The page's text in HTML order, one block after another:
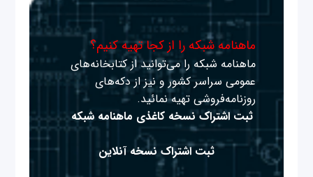
ماهنامه شبکه را از کجا تهیه کنیم؟
ماهنامه شبکه را می‌توانید از کتابخانه‌های
عمومی سراسر کشور و نیز از دکه‌های
روزنامه‌فروشی تهیه نمائید.
ثبت اشتراک نسخه کاغذی ماهنامه شبکه
ثبت اشتراک نسخه آنلاین